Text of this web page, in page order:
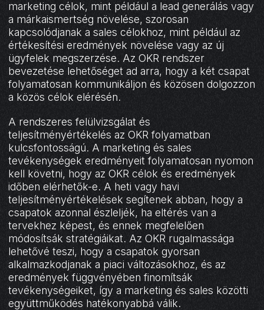
marketing célok, mint például a lead generálás vagy
a márkaismertség növelése, szorosan
kapcsolódjanak a sales célokhoz, mint például az
értékesítési eredmények növelése vagy az új
ügyfelek megszerzése. Az OKR rendszer
bevezetése lehetőséget ad arra, hogy a két csapat
folyamatosan kommunikáljon és közösen dolgozzon
a közös célok elérésén.
A rendszeres felülvizsgálat és
teljesítményértékelés az OKR folyamatban
kulcsfontosságú. A marketing és sales
tevékenységek eredményeit folyamatosan nyomon
kell követni, hogy az OKR célok és eredmények
időben elérhetők-e. A heti vagy havi
teljesítményértékelések segítenek abban, hogy a
csapatok azonnal észleljék, ha eltérés van a
tervekhez képest, és ennek megfelelően
módosítsák stratégiáikat. Az OKR rugalmassága
lehetővé teszi, hogy a csapatok gyorsan
alkalmazkodjanak a piaci változásokhoz, és az
eredmények függvényében finomítsák
tevékenységeiket, így a marketing és sales közötti
együttműködés hatékonyabbá válik.